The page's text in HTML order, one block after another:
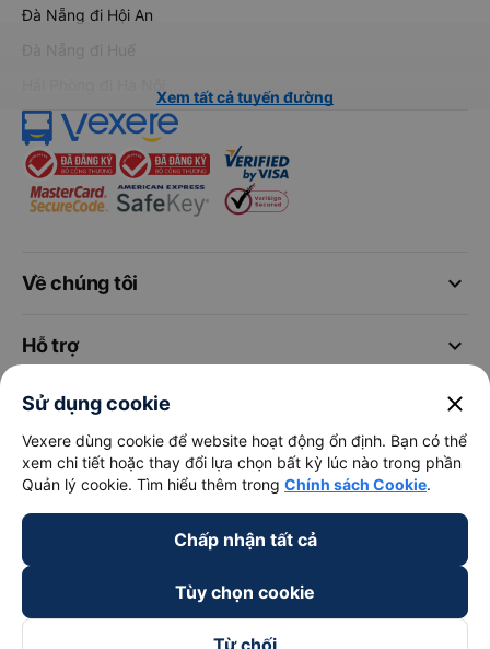
Đà Nẵng đi Hội An
Đà Nẵng đi Huế
Xem tất cả tuyến đường
keyboard_arrow_down
Về chúng tôi
keyboard_arrow_down
Hỗ trợ
keyboard_arrow_down
Trở thành đối tác
Đối tác thanh toán
Sử dụng cookie close
Vexere dùng cookie để website hoạt động ổn định. Bạn có thể
xem chi tiết hoặc thay đổi lựa chọn bất kỳ lúc nào trong phần
Quản lý cookie. Tìm hiểu thêm trong Chính sách Cookie.
Chấp nhận tất cả
Tùy chọn cookie
Từ chối